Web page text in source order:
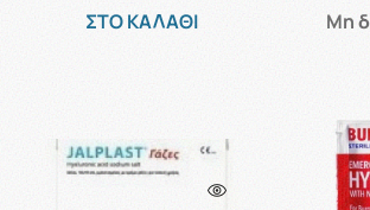
ΣΤΟ ΚΑΛΑΘΙ Μη